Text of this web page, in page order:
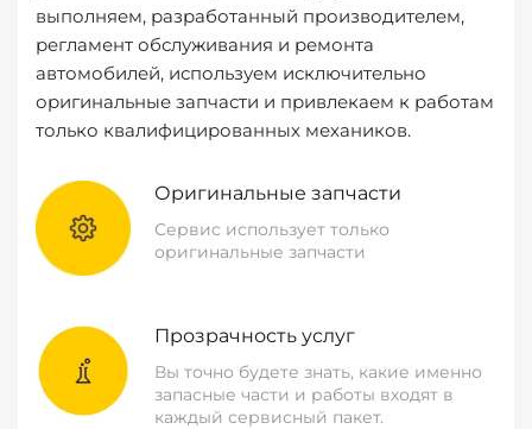
выполняем, разработанный производителем,
регламент обслуживания и ремонта
автомобилей, используем исключительно
оригинальные запчасти и привлекаем к работам
только квалифицированных механиков.
Оригинальные запчасти
Сервис использует только
оригинальные запчасти
Прозрачность услуг
Вы точно будете знать, какие именно
запасные части и работы входят в
каждый сервисный пакет.